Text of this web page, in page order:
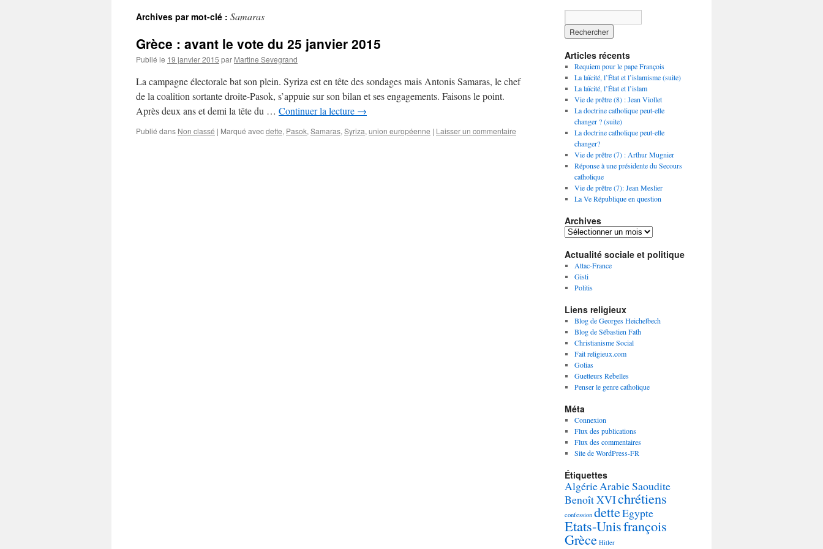
Archives par mot-clé : Samaras
Grèce : avant le vote du 25 janvier 2015
Publié le 19 janvier 2015 par Martine Sevegrand
La campagne électorale bat son plein. Syriza est en tête des sondages mais Antonis Samaras, le chef
de la coalition sortante droite-Pasok, s’appuie sur son bilan et ses engagements. Faisons le point.
Après deux ans et demi la tête du … Continuer la lecture →
Publié dans Non classé | Marqué avecdette, Pasok, Samaras, Syriza, union européenne | Laisser un commentaire
Articles récents
Requiem pour le pape François
La laïcité, l’État et l’islamisme (suite)
La laïcité, l’État et l’islam
Vie de prêtre (8) : Jean Viollet
La doctrine catholique peut-elle
changer ? (suite)
La doctrine catholique peut-elle
changer?
Vie de prêtre (7) : Arthur Mugnier
Réponse à une présidente du Secours
catholique
Vie de prêtre (7): Jean Meslier
La Ve République en question
Archives
Archives
Actualité sociale et politique
Attac-France
Gisti
Politis
Liens religieux
Blog de Georges Heichelbech
Blog de Sébastien Fath
Christianisme Social
Fait religieux.com
Golias
Guetteurs Rebelles
Penser le genre catholique
Méta
Connexion
Flux des publications
Flux des commentaires
Site de WordPress-FR
Étiquettes
AlgérieArabie Saoudite
Benoît XVIchrétiens
confession detteEgypte
Etats-Unisfrançois
Grèce Hitler